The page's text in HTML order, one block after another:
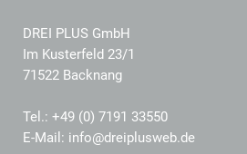
DREI PLUS GmbH
Im Kusterfeld 23/1
71522 Backnang
Tel.: +49 (0) 7191 33550
E-Mail: info@dreiplusweb.de